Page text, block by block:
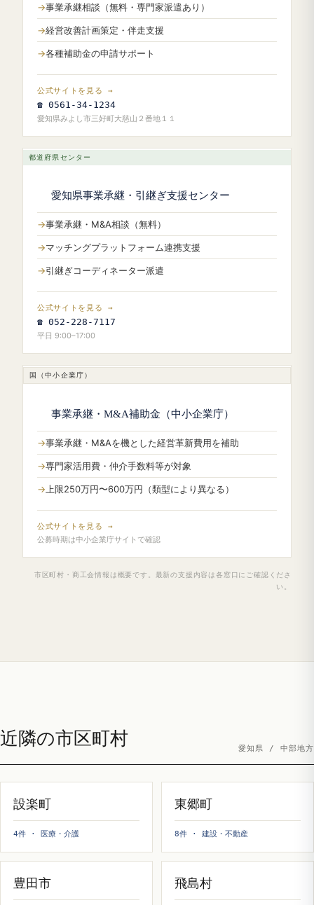
事業承継相談（無料・専門家派遣あり）
経営改善計画策定・伴走支援
各種補助金の申請サポート
公式サイトを見る →
☎ 0561-34-1234
愛知県みよし市三好町大慈山２番地１１
都道府県センター
愛知県事業承継・引継ぎ支援センター
事業承継・M&A相談（無料）
マッチングプラットフォーム連携支援
引継ぎコーディネーター派遣
公式サイトを見る →
☎ 052-228-7117
平日 9:00–17:00
国（中小企業庁）
事業承継・M&A補助金（中小企業庁）
事業承継・M&Aを機とした経営革新費用を補助
専門家活用費・仲介手数料等が対象
上限250万円〜600万円（類型により異なる）
公式サイトを見る →
公募時期は中小企業庁サイトで確認
市区町村・商工会情報は概要です。最新の支援内容は各窓口にご確認くださ
い。
近隣の市区町村 愛知県 / 中部地方
設楽町
4件 · 医療・介護
東郷町
8件 · 建設・不動産
豊田市 飛島村